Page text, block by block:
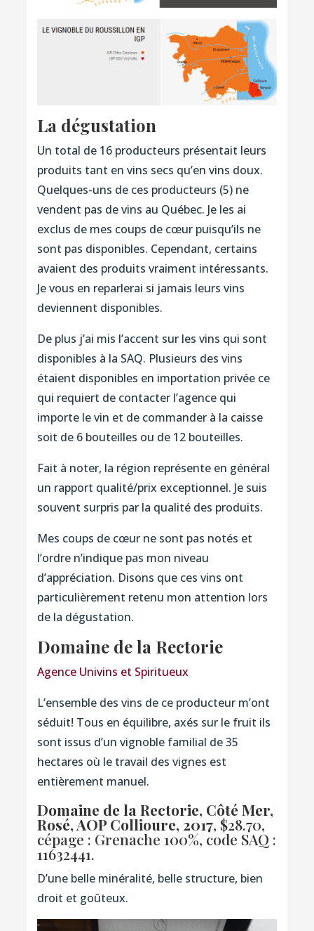
La dégustation
Un total de 16 producteurs présentait leurs
produits tant en vins secs qu’en vins doux.
Quelques-uns de ces producteurs (5) ne
vendent pas de vins au Québec. Je les ai
exclus de mes coups de cœur puisqu’ils ne
sont pas disponibles. Cependant, certains
avaient des produits vraiment intéressants.
Je vous en reparlerai si jamais leurs vins
deviennent disponibles.
De plus j’ai mis l’accent sur les vins qui sont
disponibles à la SAQ. Plusieurs des vins
étaient disponibles en importation privée ce
qui requiert de contacter l’agence qui
importe le vin et de commander à la caisse
soit de 6 bouteilles ou de 12 bouteilles.
Fait à noter, la région représente en général
un rapport qualité/prix exceptionnel. Je suis
souvent surpris par la qualité des produits.
Mes coups de cœur ne sont pas notés et
l’ordre n’indique pas mon niveau
d’appréciation. Disons que ces vins ont
particulièrement retenu mon attention lors
de la dégustation.
Domaine de la Rectorie
Agence Univins et Spiritueux
L’ensemble des vins de ce producteur m’ont
séduit! Tous en équilibre, axés sur le fruit ils
sont issus d’un vignoble familial de 35
hectares où le travail des vignes est
entièrement manuel.
Domaine de la Rectorie, Côté Mer,
Rosé, AOP Collioure, 2017, $28.70,
cépage : Grenache 100%, code SAQ :
11632441.
D’une belle minéralité, belle structure, bien
droit et goûteux.